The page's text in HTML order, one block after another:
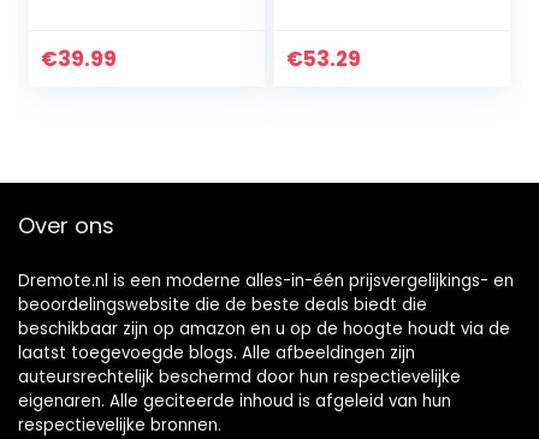
Kunststof,
€39.99 €53.29
Over ons
Dremote.nl is een moderne alles-in-één prijsvergelijkings- en
beoordelingswebsite die de beste deals biedt die
beschikbaar zijn op amazon en u op de hoogte houdt via de
laatst toegevoegde blogs. Alle afbeeldingen zijn
auteursrechtelijk beschermd door hun respectievelijke
eigenaren. Alle geciteerde inhoud is afgeleid van hun
respectievelijke bronnen.